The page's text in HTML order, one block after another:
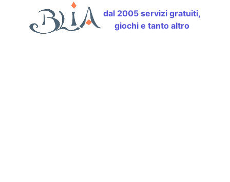
dal 2005 servizi gratuiti,
giochi e tanto altro